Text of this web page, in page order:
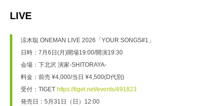
LIVE
涼木聡 ONEMAN LIVE 2026「YOUR SONGS#1」
日時：7月6日(月)開場19:00/開演19:30
会場：下北沢 演家-SHITORAYA-
料金：前売 ¥4,000/当日 ¥4,500(D代別)
受付：TIGET https://tiget.net/events/491823
発売日：5月31日（日）12:00